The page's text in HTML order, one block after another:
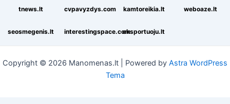
tnews.lt cvpavyzdys.com kamtoreikia.lt weboaze.lt
seosmegenis.lt interestingspace.comeksportuoju.lt
Copyright © 2026 Manomenas.lt | Powered by Astra WordPress
Tema